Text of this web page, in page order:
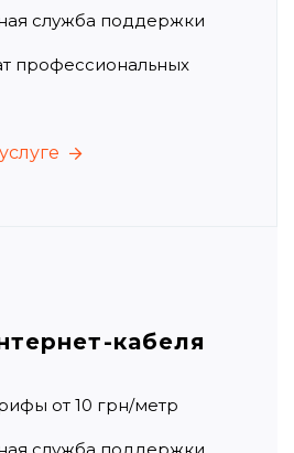
служба поддержки
профессиональных
кабеля
от 10 грн/метр